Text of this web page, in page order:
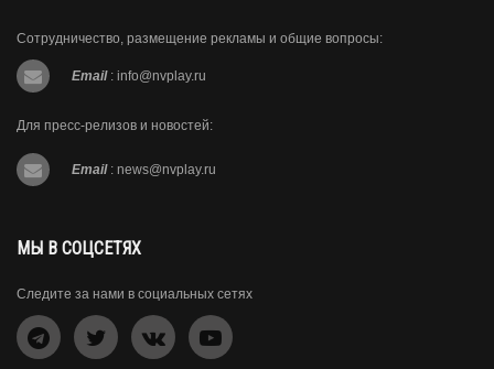
Сотрудничество, размещение рекламы и общие вопросы:
Email : info@nvplay.ru
Для пресс-релизов и новостей:
Email : news@nvplay.ru
МЫ В СОЦСЕТЯХ
Следите за нами в социальных сетях